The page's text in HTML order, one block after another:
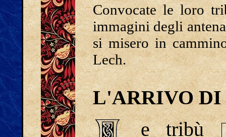
Convocate le loro
immagini degli
si misero in
Lech.
L'ARRIVO DI
e tribù